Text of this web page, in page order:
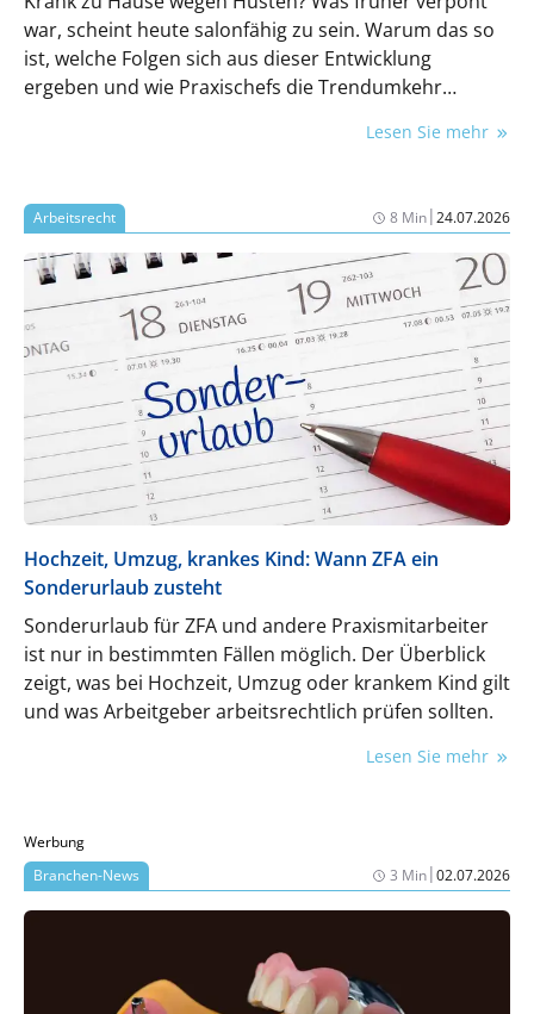
war, scheint heute salonfähig zu sein. Warum das so
ist, welche Folgen sich aus dieser Entwicklung
ergeben und wie Praxischefs die Trendumkehr
Lesen Sie mehr
Arbeitsrecht 8 Min|24.07.2026
Hochzeit, Umzug, krankes Kind: Wann ZFA ein
Sonderurlaub zusteht
Sonderurlaub für ZFA und andere Praxismitarbeiter
ist nur in bestimmten Fällen möglich. Der Überblick
zeigt, was bei Hochzeit, Umzug oder krankem Kind gilt
und was Arbeitgeber arbeitsrechtlich prüfen sollten.
Lesen Sie mehr
Werbung
Branchen-News
3 Min|02.07.2026